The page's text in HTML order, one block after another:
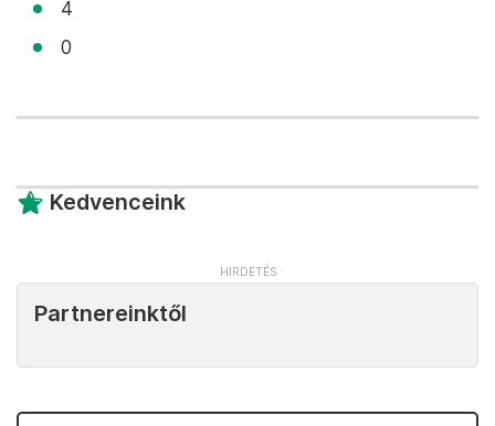
4
0
Kedvenceink
Partnereinktől